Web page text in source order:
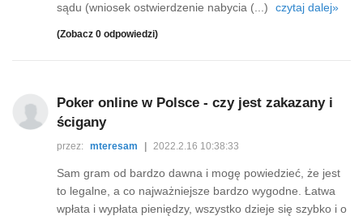
sądu (wniosek ostwierdzenie nabycia (...)
czytaj dalej»
(Zobacz 0 odpowiedzi)
Poker online w Polsce - czy jest zakazany i
ścigany
przez: mteresam 2022.2.16 10:38:33
Sam gram od bardzo dawna i mogę powiedzieć, że jest
to legalne, a co najważniejsze bardzo wygodne. Łatwa
wpłata i wypłata pieniędzy, wszystko dzieje się szybko i o